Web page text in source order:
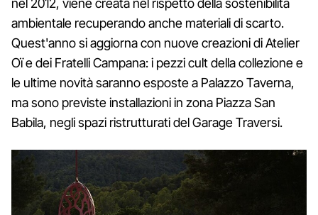
ambientale recuperando anche materiali di scarto.
Quest'anno si aggiorna con nuove creazioni di Atelier
Oï e dei Fratelli Campana: i pezzi cult della collezione e
le ultime novità saranno esposte a Palazzo Taverna,
ma sono previste installazioni in zona Piazza San
Babila, negli spazi ristrutturati del Garage Traversi.